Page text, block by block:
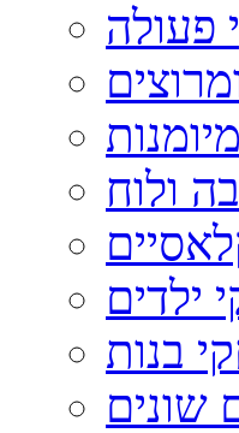
פעולה
ולוח
ילדים
בנות
שונים